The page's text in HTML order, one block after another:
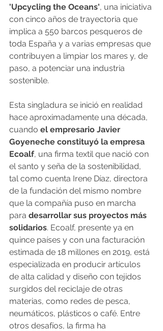
'Upcycling the Oceans', una iniciativa
con cinco años de trayectoria que
implica a 550 barcos pesqueros de
toda España y a varias empresas que
contribuyen a limpiar los mares y, de
paso, a potenciar una industria
sostenible.
Esta singladura se inició en realidad
hace aproximadamente una década,
cuando el empresario Javier
Goyeneche constituyó la empresa
Ecoalf, una firma textil que nació con
el santo y seña de la sostenibilidad,
tal como cuenta Irene Díaz, directora
de la fundación del mismo nombre
que la compañía puso en marcha
para desarrollar sus proyectos más
solidarios. Ecoalf, presente ya en
quince países y con una facturación
estimada de 18 millones en 2019, está
especializada en producir artículos
de alta calidad y diseño con tejidos
surgidos del reciclaje de otras
materias, como redes de pesca,
neumáticos, plásticos o café. Entre
otros desafíos, la firma ha